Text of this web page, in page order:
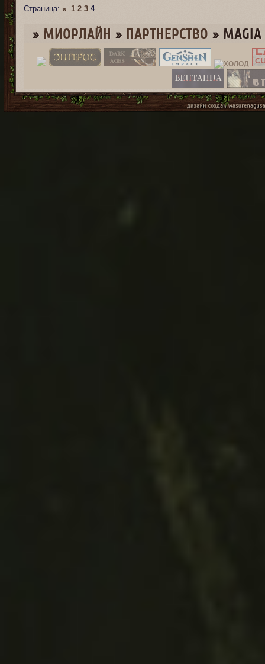
Страница:« 1 2 3 4
» МИОРЛАЙН » ПАРТНЕРСТВО » MAGIA